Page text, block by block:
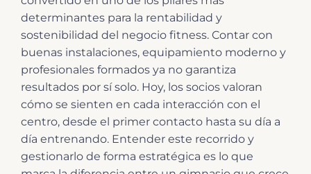
determinantes para la rentabilidad y
sostenibilidad del negocio fitness. Contar con
buenas instalaciones, equipamiento moderno y
profesionales formados ya no garantiza
resultados por sí solo. Hoy, los socios valoran
cómo se sienten en cada interacción con el
centro, desde el primer contacto hasta su día a
día entrenando. Entender este recorrido y
gestionarlo de forma estratégica es lo que